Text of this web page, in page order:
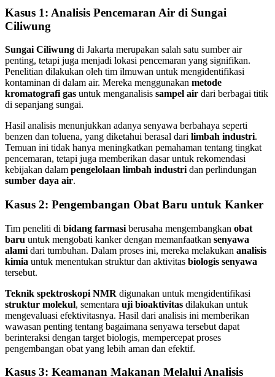
Kasus 1: Analisis Pencemaran Air di Sungai
Ciliwung
Sungai Ciliwung di Jakarta merupakan salah satu sumber air
penting, tetapi juga menjadi lokasi pencemaran yang signifikan.
Penelitian dilakukan oleh tim ilmuwan untuk mengidentifikasi
kontaminan di dalam air. Mereka menggunakan metode
kromatografi gas untuk menganalisis sampel air dari berbagai titik
di sepanjang sungai.
Hasil analisis menunjukkan adanya senyawa berbahaya seperti
benzen dan toluena, yang diketahui berasal dari limbah industri.
Temuan ini tidak hanya meningkatkan pemahaman tentang tingkat
pencemaran, tetapi juga memberikan dasar untuk rekomendasi
kebijakan dalam pengelolaan limbah industri dan perlindungan
sumber daya air.
Kasus 2: Pengembangan Obat Baru untuk Kanker
Tim peneliti di bidang farmasi berusaha mengembangkan obat
baru untuk mengobati kanker dengan memanfaatkan senyawa
alami dari tumbuhan. Dalam proses ini, mereka melakukan analisis
kimia untuk menentukan struktur dan aktivitas biologis senyawa
tersebut.
Teknik spektroskopi NMR digunakan untuk mengidentifikasi
struktur molekul, sementara uji bioaktivitas dilakukan untuk
mengevaluasi efektivitasnya. Hasil dari analisis ini memberikan
wawasan penting tentang bagaimana senyawa tersebut dapat
berinteraksi dengan target biologis, mempercepat proses
pengembangan obat yang lebih aman dan efektif.
Kasus 3: Keamanan Makanan Melalui Analisis